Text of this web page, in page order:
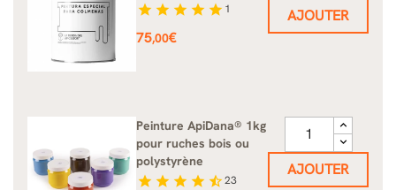
star star star star star 1
Prix
75,00€
AJOUTER
Peinture ApiDana® 1kg
pour ruches bois ou
polystyrène
star star star star star_half23
AJOUTER